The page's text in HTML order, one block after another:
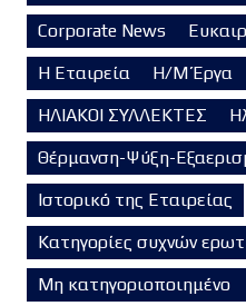
Corporate News
Η Εταιρεία
Η/Μ Έργα
ΗΛΙΑΚΟΙ ΣΥΛΛΕΚΤΕΣ
Θέρμανση-Ψύξη-
Ιστορικό της Εταιρείας
Κατηγορίες συχνών
Μη κατηγοριοποιημένο